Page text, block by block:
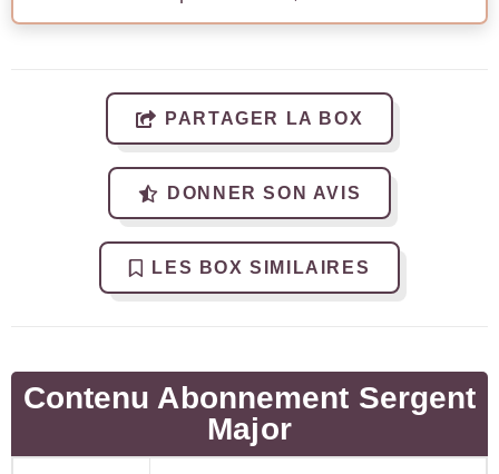
PARTAGER LA BOX
DONNER SON AVIS
LES BOX SIMILAIRES
Contenu Abonnement Sergent
Major